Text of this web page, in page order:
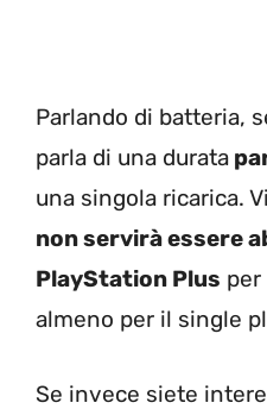
Parlando di batteria,
parla di una durata
una singola ricarica.
non servirà essere
PlayStation Plus per
almeno per il single
Se invece siete